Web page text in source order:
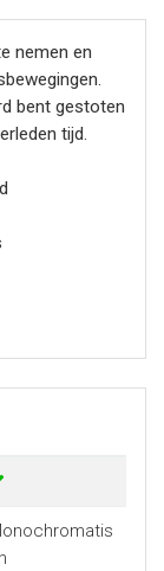
nemen en
bent gestoten
tijd.
met
een enkele
zou kunnen